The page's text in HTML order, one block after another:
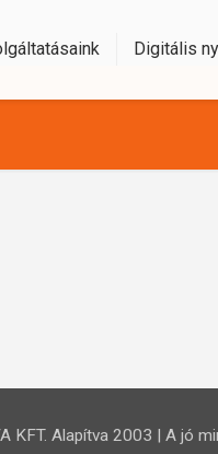
Digitális
KFT. Alapítva 2003 | A jó